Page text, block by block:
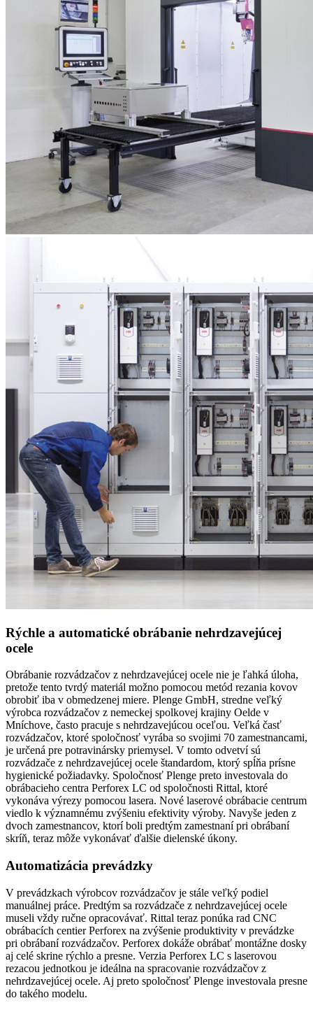
Rýchle a automatické obrábanie nehrdzavejúcej
ocele
Obrábanie rozvádzačov z nehrdzavejúcej ocele nie je ľahká úloha,
pretože tento tvrdý materiál možno pomocou metód rezania kovov
obrobiť iba v obmedzenej miere. Plenge GmbH, stredne veľký
výrobca rozvádzačov z nemeckej spolkovej krajiny Oelde v
Mníchove, často pracuje s nehrdzavejúcou oceľou. Veľká časť
rozvádzačov, ktoré spoločnosť vyrába so svojimi 70 zamestnancami,
je určená pre potravinársky priemysel. V tomto odvetví sú
rozvádzače z nehrdzavejúcej ocele štandardom, ktorý spĺňa prísne
hygienické požiadavky. Spoločnosť Plenge preto investovala do
obrábacieho centra Perforex LC od spoločnosti Rittal, ktoré
vykonáva výrezy pomocou lasera. Nové laserové obrábacie centrum
viedlo k významnému zvýšeniu efektivity výroby. Navyše jeden z
dvoch zamestnancov, ktorí boli predtým zamestnaní pri obrábaní
skríň, teraz môže vykonávať ďalšie dielenské úkony.
Automatizácia prevádzky
V prevádzkach výrobcov rozvádzačov je stále veľký podiel
manuálnej práce. Predtým sa rozvádzače z nehrdzavejúcej ocele
museli vždy ručne opracovávať. Rittal teraz ponúka rad CNC
obrábacích centier Perforex na zvýšenie produktivity v prevádzke
pri obrábaní rozvádzačov. Perforex dokáže obrábať montážne dosky
aj celé skrine rýchlo a presne. Verzia Perforex LC s laserovou
rezacou jednotkou je ideálna na spracovanie rozvádzačov z
nehrdzavejúcej ocele. Aj preto spoločnosť Plenge investovala presne
do takého modelu.